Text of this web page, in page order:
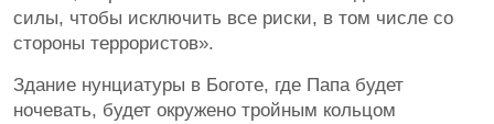
силы, чтобы исключить все риски, в том числе со
стороны террористов».
Здание нунциатуры в Боготе, где Папа будет
ночевать, будет окружено тройным кольцом